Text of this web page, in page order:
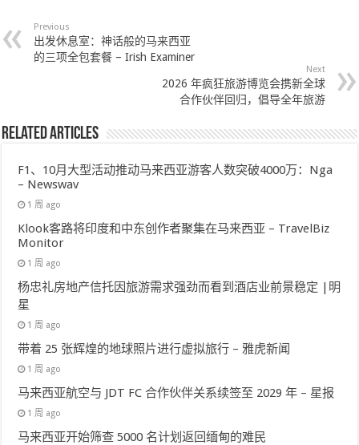
Previous
出发休息室：神话般的马来西亚
的三项全包套餐 – Irish Examiner
Next
2026 年疯狂旅游博览会携新全球
合作伙伴回归，倡导全年旅游
Related Articles
F1、10月大型活动推动马来西亚游客人数突破4000万：Nga
– Newswav
1 周 ago
Klook客路将印度和中东创作者聚集在马来西亚 – TravelBiz
Monitor
1 周 ago
杨忠礼房地产信托因旅游需求强劲而看到酒店业前景稳定 |明
星
1 周 ago
带着 25 张辉煌的地球照片进行虚拟旅行 – 雅虎新闻
1 周 ago
马来西亚航空与 JDT FC 合作伙伴关系续签至 2029 年 – 星报
1 周 ago
马来西亚开始筛查 5000 名计划返回缅甸的难民